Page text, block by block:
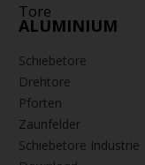
Tore
ALUMINIUM
Schiebetore
Drehtore
Pforten
Zaunfelder
Schiebetore Industrie